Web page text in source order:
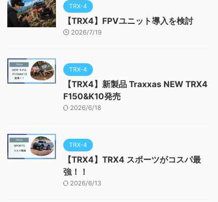
TRX-4
【TRX4】FPVユニット導入を検討
2026/7/19
TRX-4
【TRX4】新製品 Traxxas NEW TRX4
F150&K10発売
2026/6/18
TRX-4
【TRX4】TRX4 スポーツがコスパ最
強！！
2026/6/13